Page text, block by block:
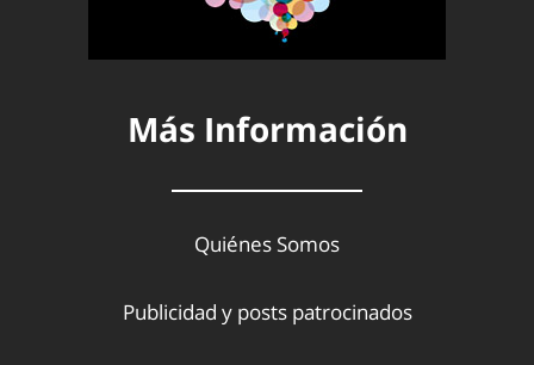
Más Información
Quiénes Somos
Publicidad y posts patrocinados